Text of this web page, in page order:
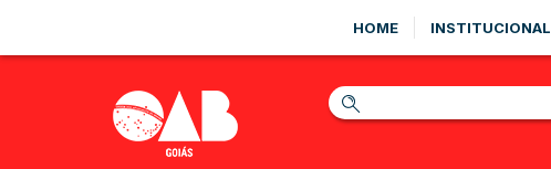
HOME INSTITUCIONAL